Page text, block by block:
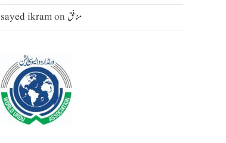
sayed ikramon منافق